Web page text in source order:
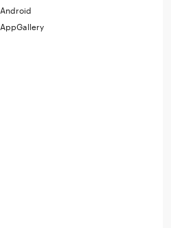
Android
AppGallery